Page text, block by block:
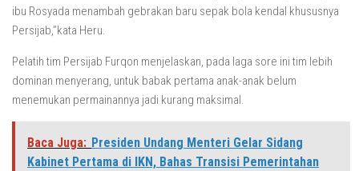
ibu Rosyada menambah gebrakan baru sepak bola kendal khususnya
Persijab,”kata Heru.
Pelatih tim Persijab Furqon menjelaskan, pada laga sore ini tim lebih
dominan menyerang, untuk babak pertama anak-anak belum
menemukan permainannya jadi kurang maksimal.
Baca Juga: Presiden Undang Menteri Gelar Sidang
Kabinet Pertama di IKN, Bahas Transisi Pemerintahan